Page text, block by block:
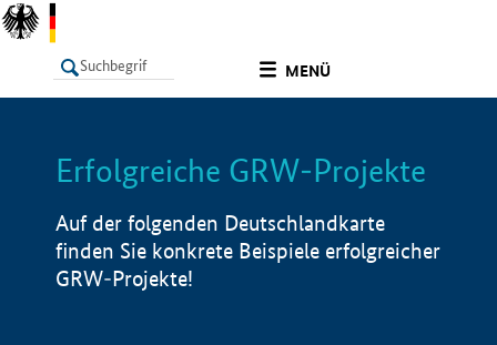
MENÜ
LISTE Info
Erfolgreiche GRW-Projekte
Auf der folgenden Deutschlandkarte
finden Sie konkrete Beispiele erfolgreicher
GRW-Projekte!